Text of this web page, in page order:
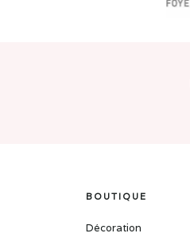
BOUTIQUE
Décoration